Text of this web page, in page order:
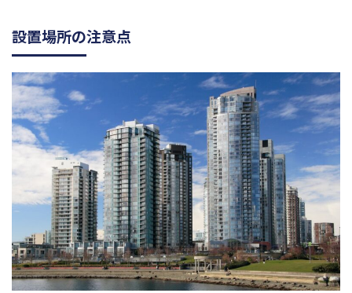
設置場所の注意点